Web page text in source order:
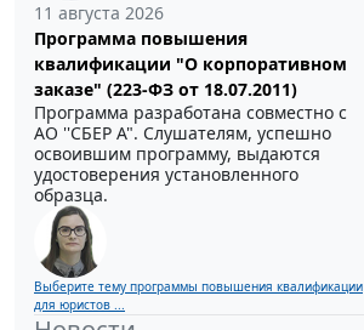
11 августа 2026
Программа повышения
квалификации "О корпоративном
заказе" (223-ФЗ от 18.07.2011)
Программа разработана совместно с
АО ''СБЕР А". Слушателям, успешно
освоившим программу, выдаются
удостоверения установленного
образца.
Выберите тему программы повышения квалификации
для юристов ...